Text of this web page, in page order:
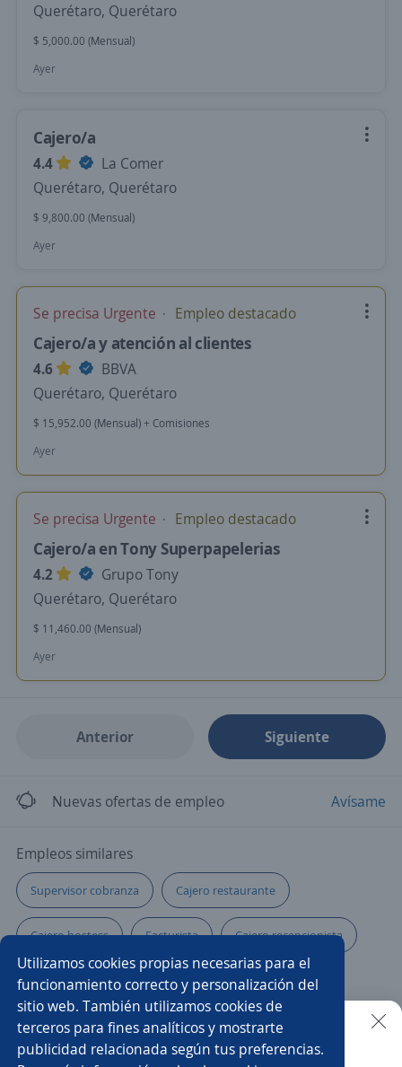
Utilizamos cookies propias necesarias para el
funcionamiento correcto y personalización del
sitio web. También utilizamos cookies de
terceros para fines analíticos y mostrarte
publicidad relacionada según tus preferencias.
Querétaro, Querétaro
$ 5,000.00 (Mensual)
Ayer
Cajero/a
4.4
La Comer
Querétaro, Querétaro
$ 9,800.00 (Mensual)
Ayer
Se precisa Urgente Empleo destacado
Cajero/a y atención al clientes
4.6
BBVA
Querétaro, Querétaro
$ 15,952.00 (Mensual) + Comisiones
Ayer
Se precisa Urgente Empleo destacado
Cajero/a en Tony Superpapelerias
4.2
Grupo Tony
Querétaro, Querétaro
$ 11,460.00 (Mensual)
Ayer
Anterior Siguiente
Nuevas ofertas de empleo Avísame
Empleos similares
Supervisor cobranza Cajero restaurante
Cajero hostess Facturista Cajero recepcionista
Auxiliar en crédito y cobranza Supervisor/a
Asesor previsional Cajero valuador
Buscar es más fácil en la app